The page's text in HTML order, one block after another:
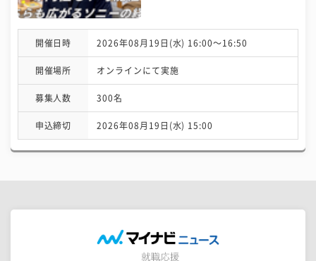
開催日時 2026年08月19日(水) 16:00〜16:50
開催場所 オンラインにて実施
募集人数 300名
申込締切 2026年08月19日(水) 15:00